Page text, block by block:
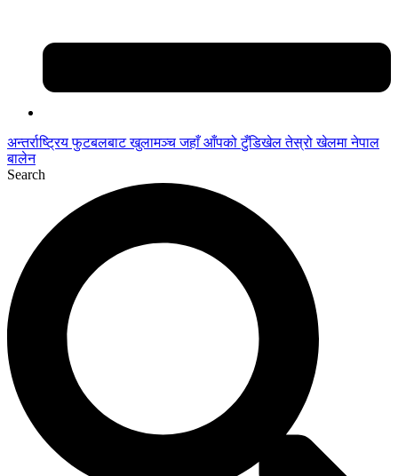
अन्तर्राष्ट्रिय फुटबलबाट खुलामञ्च जहाँ आँपको टुँडिखेल तेस्रो खेलमा नेपाल
बालेन
Search